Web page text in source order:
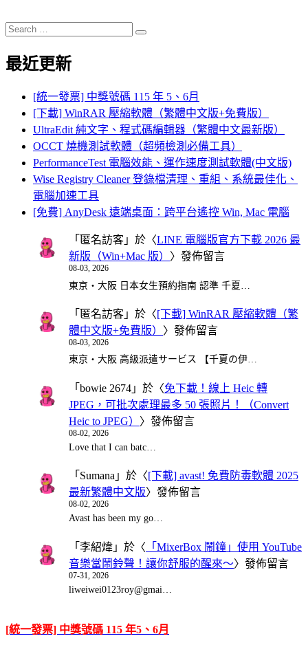
Search
for:
Search
最近更新
[統一發票] 中獎號碼 115 年 5、6月
[下載] WinRAR 壓縮軟體（繁體中文版+免費版）
UltraEdit 純文字、程式碼編輯器（繁體中文最新版）
OCCT 燒機測試軟體（超頻檢測必備工具）
PerformanceTest 電腦效能、運作速度測試軟體(中文版)
Wise Registry Cleaner 登錄檔清理、重組、系統最佳化、
電腦加速工具
[免費] AnyDesk 遠端桌面：跨平台遙控 Win, Mac 電腦
「 匿名訪客 」於〈LINE 電腦版官方下載 2026 最
新版（Win+Mac 版）
〉發佈留言
08-03, 2026
東京・大阪 日本女生預約指南 認準 千夏…
「 匿名訪客 」於〈[下載] WinRAR 壓縮軟體（繁
體中文版+免費版） 〉發佈留言
08-03, 2026
東京・大阪 高級派遣サービス 【千夏の伊…
「 bowie 2674 」於〈免下載！線上 Heic 轉
JPEG，可批次處理最多 50 張照片！（Convert
Heic to JPEG） 〉發佈留言
08-02, 2026
Love that I can batc…
「 Sumana 」於〈[下載] avast! 免費防毒軟體 2025
最新繁體中文版〉發佈留言
08-02, 2026
Avast has been my go…
「 李紹煒 」於〈 「MixerBox 鬧鐘」使用 YouTube
音樂當鬧鈴聲！讓你舒服的醒來～〉發佈留言
07-31, 2026
liweiwei0123roy@gmai…
[統一發票] 中獎號碼 115 年5、6月